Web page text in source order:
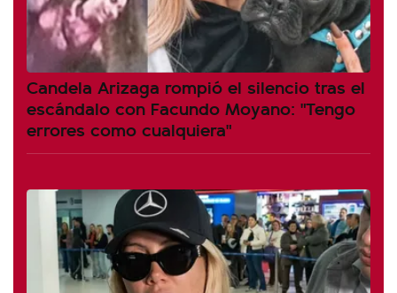
Candela Arizaga rompió el silencio tras el
escándalo con Facundo Moyano: "Tengo
errores como cualquiera"